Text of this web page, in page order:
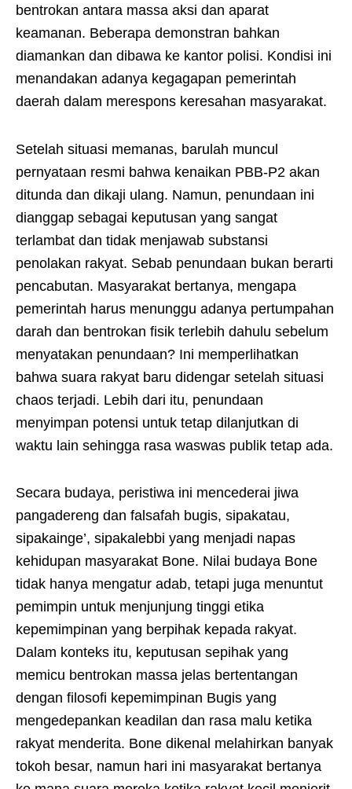
bentrokan antara massa aksi dan aparat
keamanan. Beberapa demonstran bahkan
diamankan dan dibawa ke kantor polisi. Kondisi ini
menandakan adanya kegagapan pemerintah
daerah dalam merespons keresahan masyarakat.
Setelah situasi memanas, barulah muncul
pernyataan resmi bahwa kenaikan PBB-P2 akan
ditunda dan dikaji ulang. Namun, penundaan ini
dianggap sebagai keputusan yang sangat
terlambat dan tidak menjawab substansi
penolakan rakyat. Sebab penundaan bukan berarti
pencabutan. Masyarakat bertanya, mengapa
pemerintah harus menunggu adanya pertumpahan
darah dan bentrokan fisik terlebih dahulu sebelum
menyatakan penundaan? Ini memperlihatkan
bahwa suara rakyat baru didengar setelah situasi
chaos terjadi. Lebih dari itu, penundaan
menyimpan potensi untuk tetap dilanjutkan di
waktu lain sehingga rasa waswas publik tetap ada.
Secara budaya, peristiwa ini mencederai jiwa
pangadereng dan falsafah bugis, sipakatau,
sipakainge’, sipakalebbi yang menjadi napas
kehidupan masyarakat Bone. Nilai budaya Bone
tidak hanya mengatur adab, tetapi juga menuntut
pemimpin untuk menjunjung tinggi etika
kepemimpinan yang berpihak kepada rakyat.
Dalam konteks itu, keputusan sepihak yang
memicu bentrokan massa jelas bertentangan
dengan filosofi kepemimpinan Bugis yang
mengedepankan keadilan dan rasa malu ketika
rakyat menderita. Bone dikenal melahirkan banyak
tokoh besar, namun hari ini masyarakat bertanya